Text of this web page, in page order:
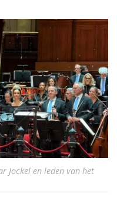
Jockel en leden van het